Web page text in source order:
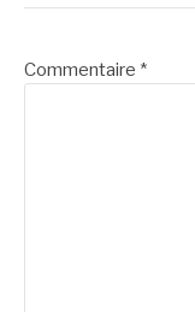
Commentaire *